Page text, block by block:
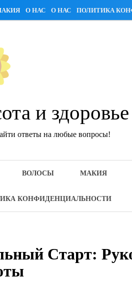
О НАС О НАС ПОЛИТИКА
и здоровье
ответы на любые вопросы!
ВОЛОСЫ МАКИЯ
КОНФИДЕНЦИАЛЬНОСТИ
Старт: